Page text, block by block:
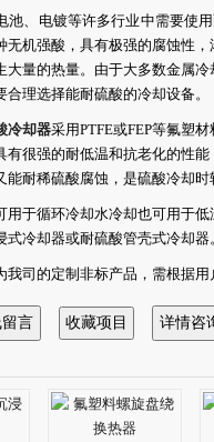
池、电镀等许多行业中需要使用
无机强酸，具有极强的腐蚀性
大量的热量。由于大多数金属冷
理选择能耐硫酸的冷却设备。
冷却器采用PTFE或FEP等氟塑
有很强的耐低温和抗老化的性
耐稀硫酸腐蚀，是硫酸冷却时
用于循环冷却水冷却也可用于
冷却器或耐硫酸管壳式冷却器
我司的定制非标产品，需根据
，然后再确定耐硫酸酸冷器的氟